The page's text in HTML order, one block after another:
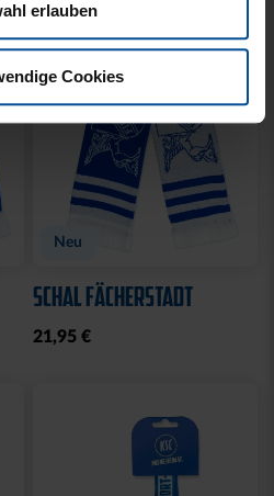
erlauben
Cookies
Neu
SCHAL FÄCHERSTADT
21,95 €